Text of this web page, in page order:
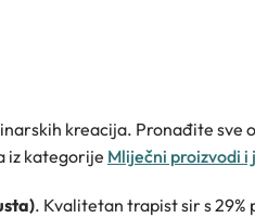
kreacija. Pronađite sve
iz kategorije Mliječni proizvodi i
. Kvalitetan trapist sir s 29%